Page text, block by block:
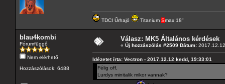
TDCI Űrhajó Titanium Smax 18"
blau4kombi
Fórumfüggő
Nem elérhető
Hozzászólások: 6488
Válasz: MK5 Általános kérdések
« Új hozzászólás #2509 Dátum:
Idézetet írta: Vectron - 2017.12.12 kedd, 19:33:01
Félig off,
Lurdys minitalik mikor vannak?